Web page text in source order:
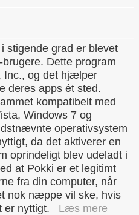
stigende grad er blevet
Dette program
Inc., og det hjælper
deres apps ét sted.
kompatibelt med
Windows 7 og
operativsystem
da det aktiverer en
oprindeligt blev udeladt i
at Pokki er et legitimt
fra din computer, når
nok næppe vil ske, hvis
er nyttigt.
Læs mere